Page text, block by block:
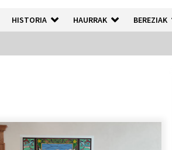
HISTORIA HAURRAK BEREZIAK
Auzoportala : 1×04 Auzofoniak